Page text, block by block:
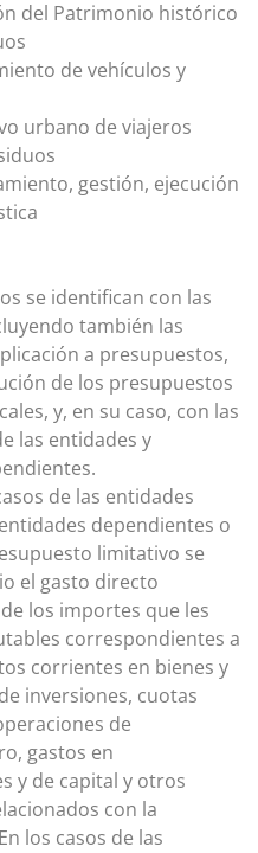
del Patrimonio histórico
de vehículos y
urbano de viajeros
gestión, ejecución
se identifican con las
también las
a presupuestos,
de los presupuestos
y, en su caso, con las
las entidades y
de las entidades
dependientes o
limitativo se
el gasto directo
los importes que les
correspondientes a
corrientes en bienes y
inversiones, cuotas
de
gastos en
y de capital y otros
con la
los casos de las